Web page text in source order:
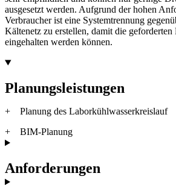
ausgesetzt werden. Aufgrund der hohen
Verbraucher ist eine Systemtrennung
Kältenetz zu erstellen, damit die
eingehalten werden können.
Planungsleistungen
+ Planung des Laborkühlwasserkreislauf
+ BIM-Planung
Anforderungen